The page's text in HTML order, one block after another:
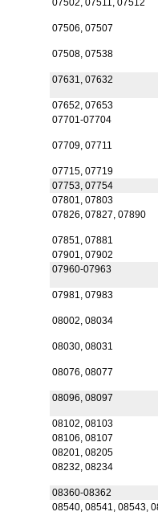
07502, 07511, 07512
07506, 07507
07508, 07538
07631, 07632
07652, 07653
07701-07704
07709, 07711
07715, 07719
07753, 07754
07801, 07803
07826, 07827, 07890
07851, 07881
07901, 07902
07960-07963
07981, 07983
08002, 08034
08030, 08031
08076, 08077
08096, 08097
08102, 08103
08106, 08107
08201, 08205
08232, 08234
08360-08362
08540, 08541, 08543,